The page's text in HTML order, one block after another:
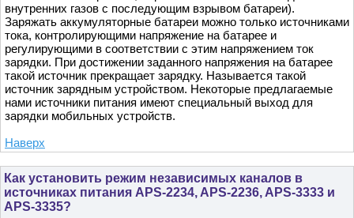
внутренних газов с последующим взрывом батареи).
Заряжать аккумуляторные батареи можно только источниками
тока, контролирующими напряжение на батарее и
регулирующими в соответствии с этим напряжением ток
зарядки. При достижении заданного напряжения на батарее
такой источник прекращает зарядку. Называется такой
источник зарядным устройством. Некоторые предлагаемые
нами источники питания имеют специальный выход для
зарядки мобильных устройств.
Наверх
Как установить режим независимых каналов в
источниках питания APS-2234, APS-2236, APS-3333 и
APS-3335?